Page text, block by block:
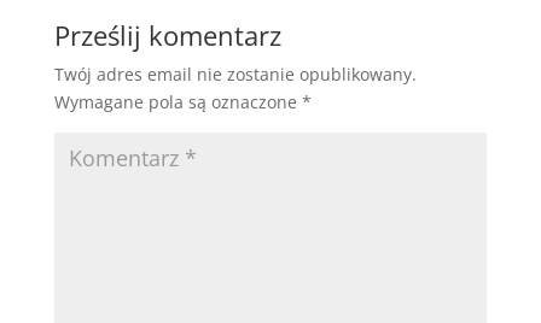
Prześlij komentarz
Twój adres email nie zostanie opublikowany.
Wymagane pola są oznaczone *